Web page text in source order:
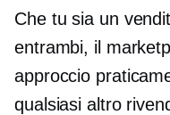
Che tu sia un
entrambi, il
approccio
qualsiasi altro